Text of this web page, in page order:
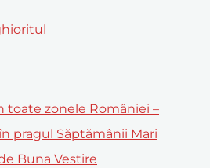
toate zonele României –
pragul Săptămânii Mari
Buna Vestire